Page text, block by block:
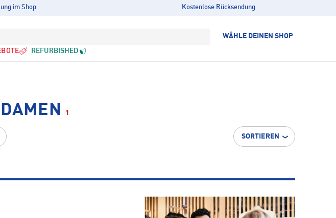
im Shop Kostenlose Rücksendung
WÄHLE DEINEN SHOP
REFURBISHED
1
SORTIEREN